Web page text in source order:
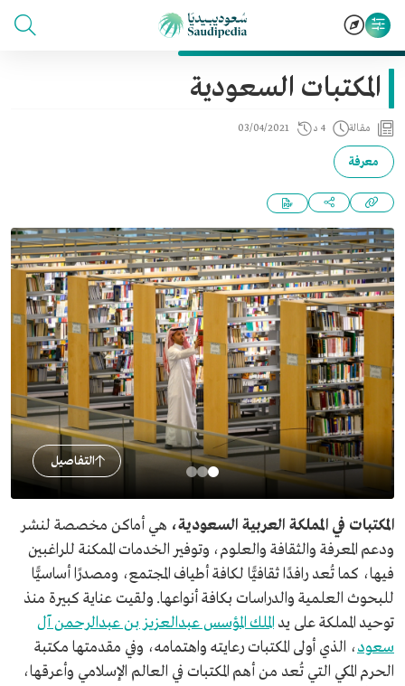
المكتبات السعودية
مقالة 4 د 03/04/2021
معرفة
التفاصيل
المكتبات في المملكة العربية السعودية، هي أماكن مخصصة لنشر
ودعم المعرفة والثقافة والعلوم، وتوفير الخدمات الممكنة للراغبين
فيها، كما تُعد رافدًا ثقافيًّا لكافة أطياف المجتمع، ومصدرًا أساسيًّا
للبحوث العلمية والدراسات بكافة أنواعها. ولقيت عناية كبيرة منذ
توحيد المملكة على يد الملك المؤسس عبدالعزيز بن عبدالرحمن آل
سعود، الذي أولى المكتبات رعايته واهتمامه، وفي مقدمتها مكتبة
الحرم المكي التي تُعد من أهم المكتبات في العالم الإسلامي وأعرقها،